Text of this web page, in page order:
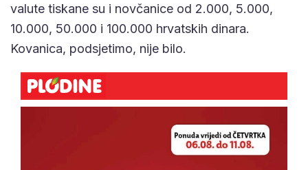
valute tiskane su i novčanice od 2.000, 5.000,
10.000, 50.000 i 100.000 hrvatskih dinara.
Kovanica, podsjetimo, nije bilo.